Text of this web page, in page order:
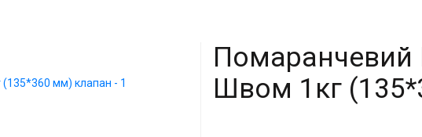
Помаранчевий
Швом 1кг